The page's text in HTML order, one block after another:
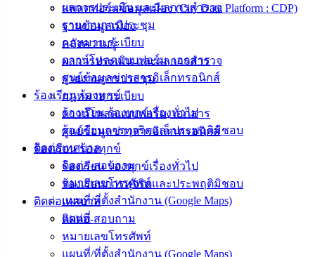
ผลการประเมิน และผลการสำรวจ
รายงานการประชุม
กฎหมาย ระเบียบ
ดาวน์โหลดแบบฟอร์ม, เอกสาร
ศูนย์ข้อมูลข่าวสารอิเล็กทรอนิกส์
ร้องเรียน ร้องทุกข์
ร้องเรียน ร้องทุกข์เรื่องทั่วไป
ร้องเรียนการทุจริตและประพฤติมิชอบ
ติดต่อเทศบาล
ติดต่อ-สอบถาม
หมายเลขโทรศัพท์
แผนที่/ที่ตั้งสำนักงาน (Google Maps)
แผนที่
แพลตฟอร์มข้อมูลเมือง (City Data Platform : CDP)
ฐานข้อมูลเมือง
คลังความรู้
ผลการประเมิน และผลการสำรวจ
รายงานการประชุม
กฎหมาย ระเบียบ
ดาวน์โหลดแบบฟอร์ม, เอกสาร
ศูนย์ข้อมูลข่าวสารอิเล็กทรอนิกส์
ร้องเรียน ร้องทุกข์
ร้องเรียน ร้องทุกข์เรื่องทั่วไป
ร้องเรียนการทุจริตและประพฤติมิชอบ
ติดต่อเทศบาล
ติดต่อ-สอบถาม
หมายเลขโทรศัพท์
แผนที่/ที่ตั้งสำนักงาน (Google Maps)
เทศบาล
สายตรง
นายก
ประวัติ
เทศบาล
ผู้บริหาร
และ
หัวหน้า
ราชการ
เทศบาล